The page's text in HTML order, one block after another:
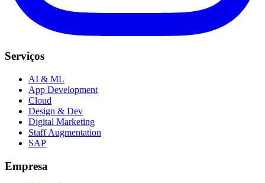
Serviços
AI & ML
App Development
Cloud
Design & Dev
Digital Marketing
Staff Augmentation
SAP
Empresa